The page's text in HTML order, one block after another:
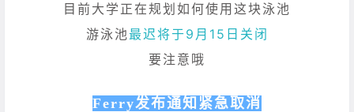
目前大学正在规划如何使用这块泳池
游泳池最迟将于9月15日关闭
要注意哦
Ferry发布通知紧急取消